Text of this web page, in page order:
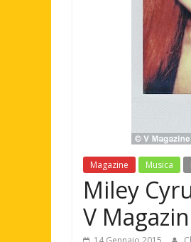
Magazine Musica
Miley
V